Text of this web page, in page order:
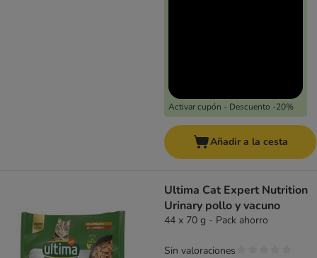
Activar cupón - Descuento -20%
Añadir a la cesta
Ultima Cat Expert Nutrition
Urinary pollo y vacuno
44 x 70 g - Pack ahorro
Sin valoraciones